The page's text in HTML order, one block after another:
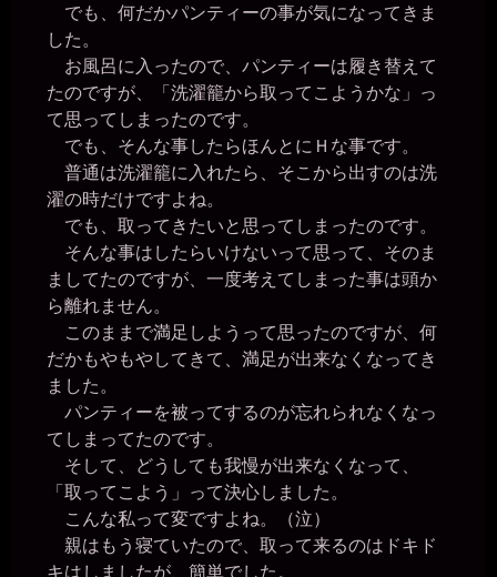
でも、何だかパンティーの事が気になってきま
した。
お風呂に入ったので、パンティーは履き替えて
たのですが、「洗濯籠から取ってこようかな」っ
て思ってしまったのです。
でも、そんな事したらほんとにＨな事です。
普通は洗濯籠に入れたら、そこから出すのは洗
濯の時だけですよね。
でも、取ってきたいと思ってしまったのです。
そんな事はしたらいけないって思って、そのま
ましてたのですが、一度考えてしまった事は頭か
ら離れません。
このままで満足しようって思ったのですが、何
だかもやもやしてきて、満足が出来なくなってき
ました。
パンティーを被ってするのが忘れられなくなっ
てしまってたのです。
そして、どうしても我慢が出来なくなって、
「取ってこよう」って決心しました。
こんな私って変ですよね。（泣）
親はもう寝ていたので、取って来るのはドキド
キはしましたが、簡単でした。